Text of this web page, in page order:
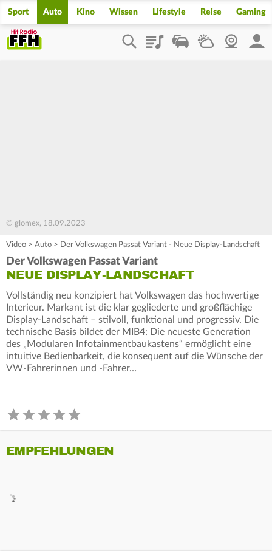
Sport Auto Kino Wissen Lifestyle Reise Gaming
PlaylistStaupilotWetterWebcam
© glomex, 18.09.2023
Video > Auto > Der Volkswagen Passat Variant - Neue Display-Landschaft
Der Volkswagen Passat Variant
NEUE DISPLAY-LANDSCHAFT
Vollständig neu konzipiert hat Volkswagen das hochwertige
Interieur. Markant ist die klar gegliederte und großflächige
Display-Landschaft – stilvoll, funktional und progressiv. Die
technische Basis bildet der MIB4: Die neueste Generation
des „Modularen Infotainmentbaukastens“ ermöglicht eine
intuitive Bedienbarkeit, die konsequent auf die Wünsche der
VW-Fahrerinnen und -Fahrer…
EMPFEHLUNGEN